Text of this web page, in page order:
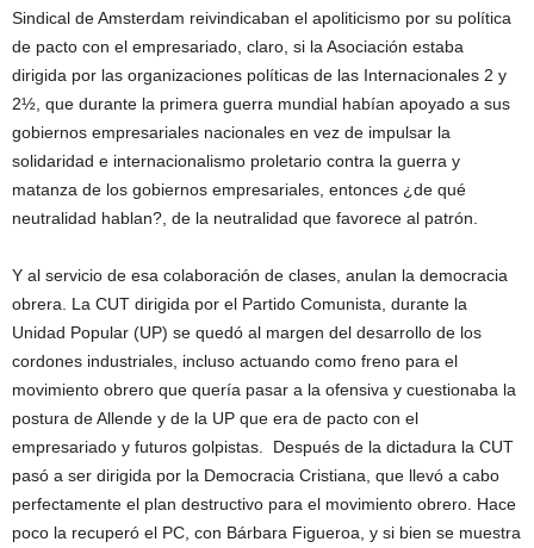
Sindical de Amsterdam reivindicaban el apoliticismo por su política
de pacto con el empresariado, claro, si la Asociación estaba
dirigida por las organizaciones políticas de las Internacionales 2 y
2½, que durante la primera guerra mundial habían apoyado a sus
gobiernos empresariales nacionales en vez de impulsar la
solidaridad e internacionalismo proletario contra la guerra y
matanza de los gobiernos empresariales, entonces ¿de qué
neutralidad hablan?, de la neutralidad que favorece al patrón.
Y al servicio de esa colaboración de clases, anulan la democracia
obrera. La CUT dirigida por el Partido Comunista, durante la
Unidad Popular (UP) se quedó al margen del desarrollo de los
cordones industriales, incluso actuando como freno para el
movimiento obrero que quería pasar a la ofensiva y cuestionaba la
postura de Allende y de la UP que era de pacto con el
empresariado y futuros golpistas. Después de la dictadura la CUT
pasó a ser dirigida por la Democracia Cristiana, que llevó a cabo
perfectamente el plan destructivo para el movimiento obrero. Hace
poco la recuperó el PC, con Bárbara Figueroa, y si bien se muestra